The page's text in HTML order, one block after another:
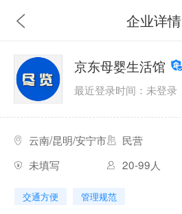
企业详情
京东母婴生活馆
最近登录时间：未登录
云南/昆明/安宁市 民营
未填写
20-99人
交通方便 管理规范